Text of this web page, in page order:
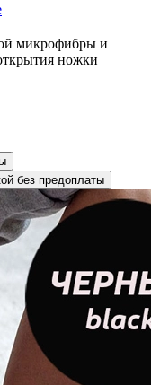
микрофибры и
ножки
без предоплаты